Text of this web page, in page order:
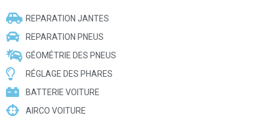
REPARATION JANTES
REPARATION PNEUS
GÉOMÉTRIE DES PNEUS
RÉGLAGE DES PHARES
BATTERIE VOITURE
AIRCO VOITURE